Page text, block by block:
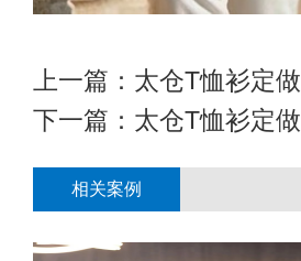
上一篇： 太仓T恤衫定做
下一篇： 太仓T恤衫定做
相关案例